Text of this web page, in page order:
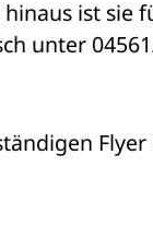
ist sie
unter